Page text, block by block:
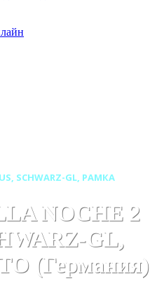
SCHWARZ-GL, РАМКА
NOCHE 2
GL,
(Германия)